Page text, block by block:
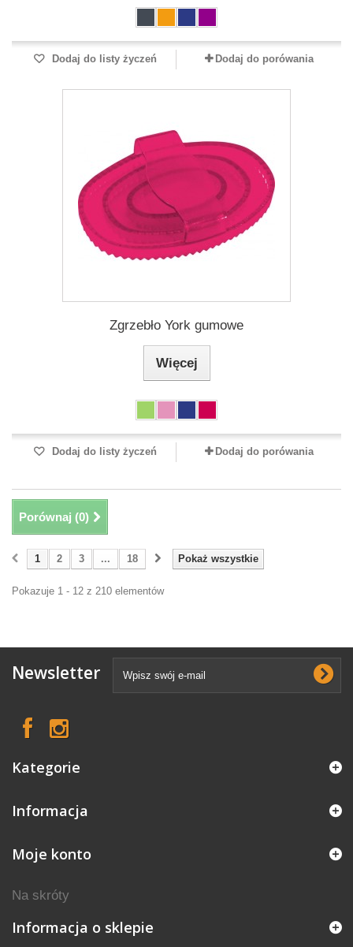
Dodaj do listy życzeń Dodaj do porówania
Zgrzebło York gumowe
Więcej
Dodaj do listy życzeń Dodaj do porówania
Porównaj (0)
Pokaż wszystkie
1 2 3 ... 18
Pokazuje 1 - 12 z 210 elementów
Newsletter
Kategorie
Informacja
Moje konto
Na skróty
Informacja o sklepie